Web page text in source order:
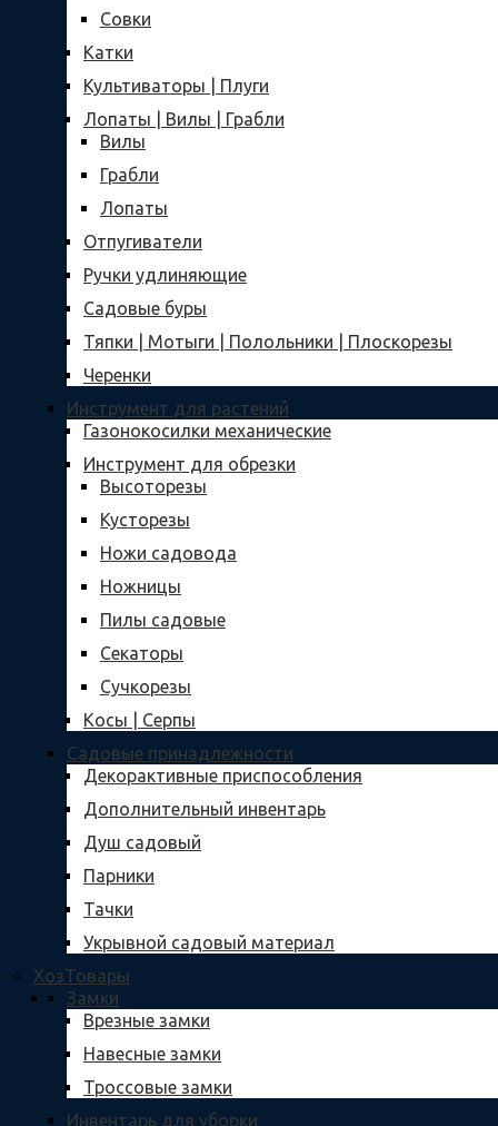
Совки
Катки
Культиваторы | Плуги
Лопаты | Вилы | Грабли
Вилы
Грабли
Лопаты
Отпугиватели
Ручки удлиняющие
Садовые буры
Тяпки | Мотыги | Полольники | Плоскорезы
Черенки
Инструмент для растений
Газонокосилки механические
Инструмент для обрезки
Высоторезы
Кусторезы
Ножи садовода
Ножницы
Пилы садовые
Секаторы
Сучкорезы
Косы | Серпы
Садовые принадлежности
Декорактивные приспособления
Дополнительный инвентарь
Душ садовый
Парники
Тачки
Укрывной садовый материал
ХозТовары
Замки
Врезные замки
Навесные замки
Троссовые замки
Инвентарь для уборки